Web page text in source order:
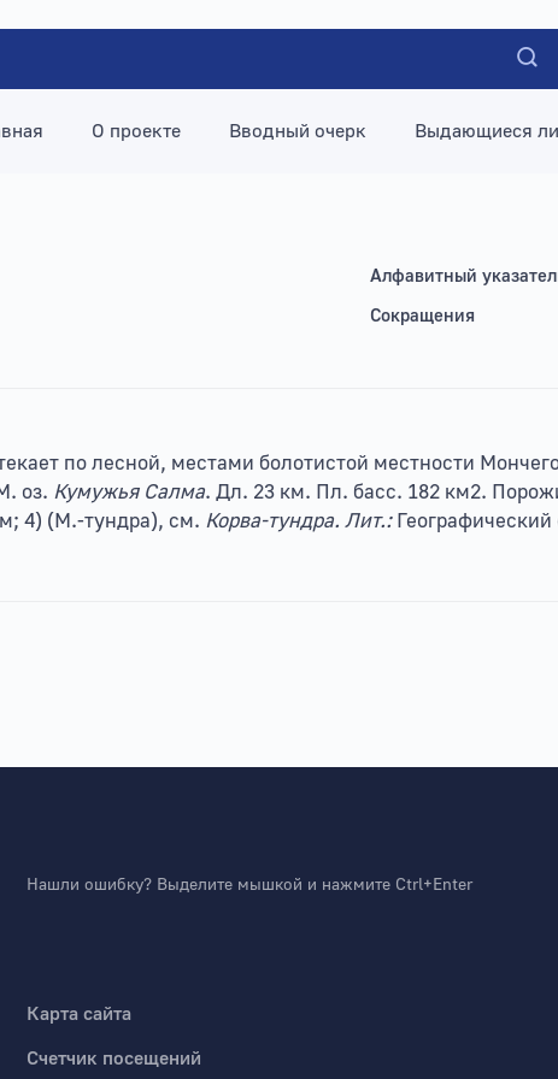
О проекте Вводный очерк Выдающиеся
Алфавитный
Сокращения
по лесной, местами болотистой местности
оз. Кумужья Салма. Дл. 23 км. Пл. басс. 182 км2.
4) (М.-тундра), см. Корва-тундра. Лит.:Географический
Нашли ошибку? Выделите мышкой и нажмите Ctrl+Enter
Карта сайта
Счетчик посещений